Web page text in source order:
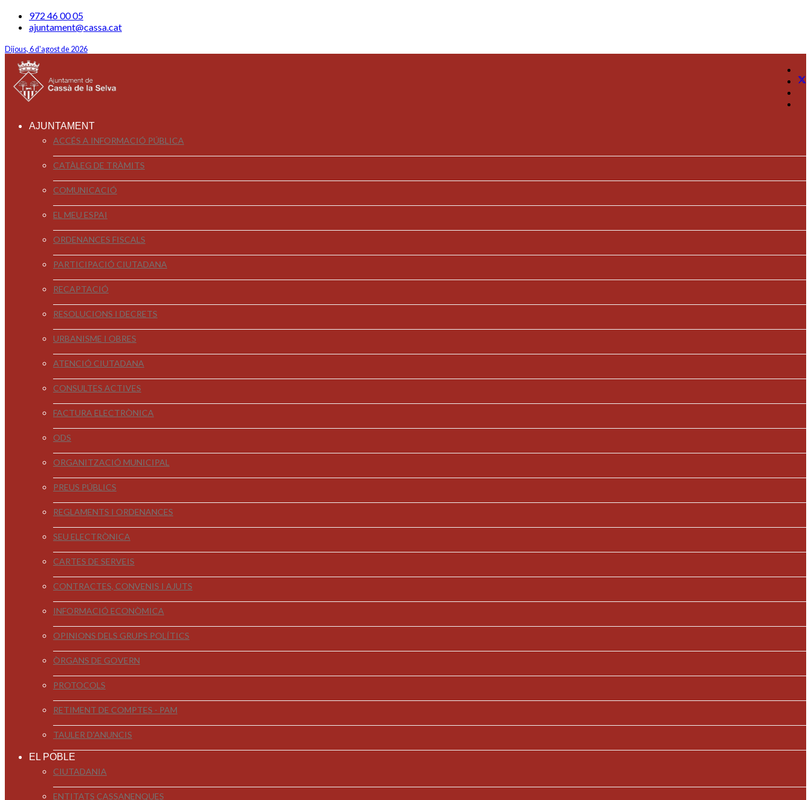
972 46 00 05
ajuntament@cassa.cat
Dijous, 6 d'agost de 2026
AJUNTAMENT
ACCÉS A INFORMACIÓ PÚBLICA
CATÀLEG DE TRÀMITS
COMUNICACIÓ
EL MEU ESPAI
ORDENANCES FISCALS
PARTICIPACIÓ CIUTADANA
RECAPTACIÓ
RESOLUCIONS I DECRETS
URBANISME I OBRES
ATENCIÓ CIUTADANA
CONSULTES ACTIVES
FACTURA ELECTRÒNICA
ODS
ORGANITZACIÓ MUNICIPAL
PREUS PÚBLICS
REGLAMENTS I ORDENANCES
SEU ELECTRÒNICA
CARTES DE SERVEIS
CONTRACTES, CONVENIS I AJUTS
INFORMACIÓ ECONÒMICA
OPINIONS DELS GRUPS POLÍTICS
ÒRGANS DE GOVERN
PROTOCOLS
RETIMENT DE COMPTES - PAM
TAULER D'ANUNCIS
EL POBLE
CIUTADANIA
ENTITATS CASSANENQUES